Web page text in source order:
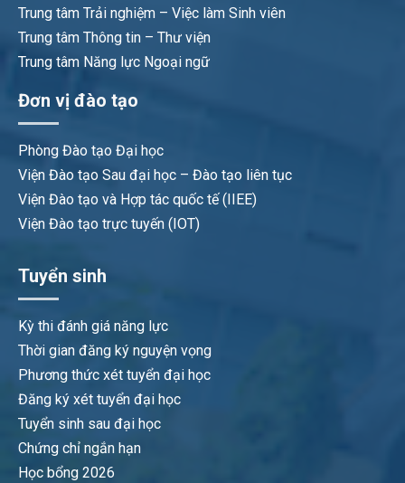
Trung tâm Trải nghiệm – Việc làm Sinh viên
Trung tâm Thông tin – Thư viện
Trung tâm Năng lực Ngoại ngữ
Đơn vị đào tạo
Phòng Đào tạo Đại học
Viện Đào tạo Sau đại học – Đào tạo liên tục
Viện Đào tạo và Hợp tác quốc tế (IIEE)
Viện Đào tạo trực tuyến (IOT)
Tuyển sinh
Kỳ thi đánh giá năng lực
Thời gian đăng ký nguyện vọng
Phương thức xét tuyển đại học
Đăng ký xét tuyển đại học
Tuyển sinh sau đại học
Chứng chỉ ngắn hạn
Học bổng 2026